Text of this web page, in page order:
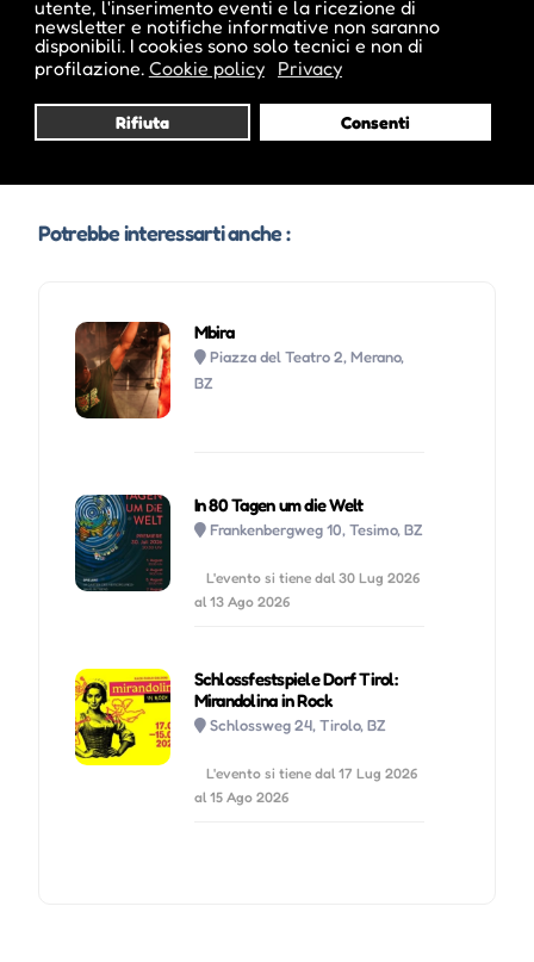
utente, l'inserimento eventi e la ricezione di
newsletter e notifiche informative non saranno
disponibili. I cookies sono solo tecnici e non di
profilazione. Cookie policy Privacy
Rifiuta Consenti
Potrebbe interessarti anche :
Mbira
Piazza del Teatro 2, Merano,
BZ
In 80 Tagen um die Welt
Frankenbergweg 10, Tesimo, BZ
L'evento si tiene dal 30 Lug 2026
al 13 Ago 2026
Schlossfestspiele Dorf Tirol:
Mirandolina in Rock
Schlossweg 24, Tirolo, BZ
L'evento si tiene dal 17 Lug 2026
al 15 Ago 2026